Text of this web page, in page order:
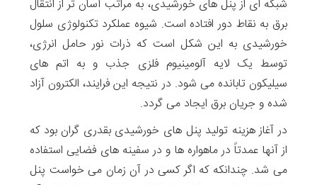
شبکه ای از پنل های خورشیدی، به مراتب آسان تر از انتقال
برق به نقاط دور افتاده است. شیوه عملکرد تکنولوژی سلول
خورشیدی به این شکل است که ذرات نور حامل انرژی،
توسط یک لایه آلومینیوم فلزی جذب و به اتم های
سیلیکون تابانده می شود. در نتیجه این فرایند، الکترون آزاد
شده و جریان برق ایجاد می گردد.
در آغاز هزینه تولید پنل های خورشیدی بقدری گران بود که
از آنها عمدتاً در ماهواره ها و در سفینه های فضایی استفاده
می شد. چندانکه که اگر کسی در آن زمان می خواست پنل